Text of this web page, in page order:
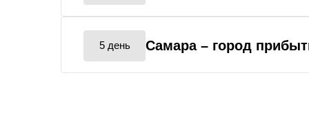
5 день Самара – город